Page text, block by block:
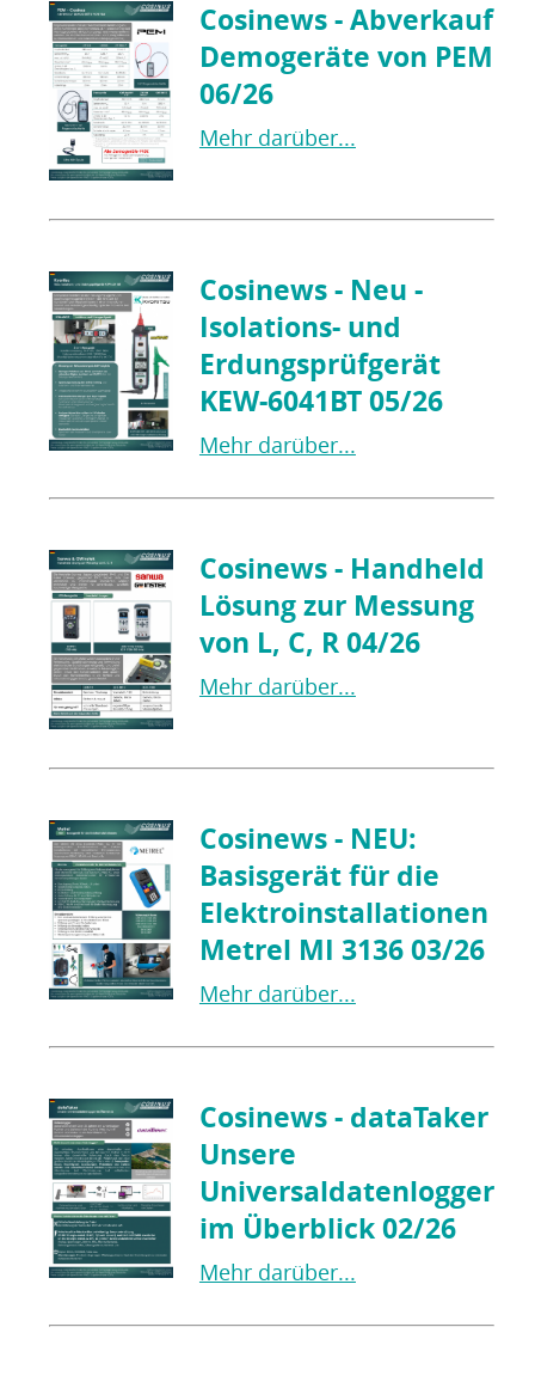
Cosinews - Abverkauf
Demogeräte von PEM
06/26
Mehr darüber...
Cosinews - Neu -
Isolations- und
Erdungsprüfgerät
KEW-6041BT 05/26
Mehr darüber...
Cosinews - Handheld
Lösung zur Messung
von L, C, R 04/26
Mehr darüber...
Cosinews - NEU:
Basisgerät für die
Elektroinstallationen
Metrel MI 3136 03/26
Mehr darüber...
Cosinews - dataTaker
Unsere
Universaldatenlogger
im Überblick 02/26
Mehr darüber...